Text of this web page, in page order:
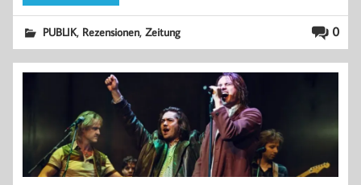
0
PUBLIK, Rezensionen,Zeitung